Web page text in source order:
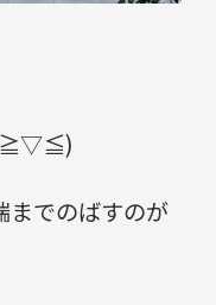
(≧▽≦)
までのばすのが